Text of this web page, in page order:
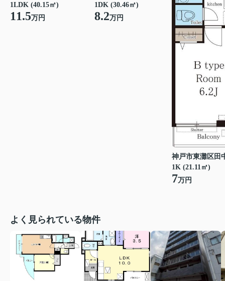
1LDK (40.15㎡)
11.5万円
1DK (30.46㎡)
8.2万円
神戸市東灘区田
1K (21.11㎡)
7万円
よく見られている物件